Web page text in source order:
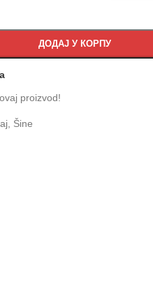
ДОДАЈ У КОРПУ
proizvod!
, Šine